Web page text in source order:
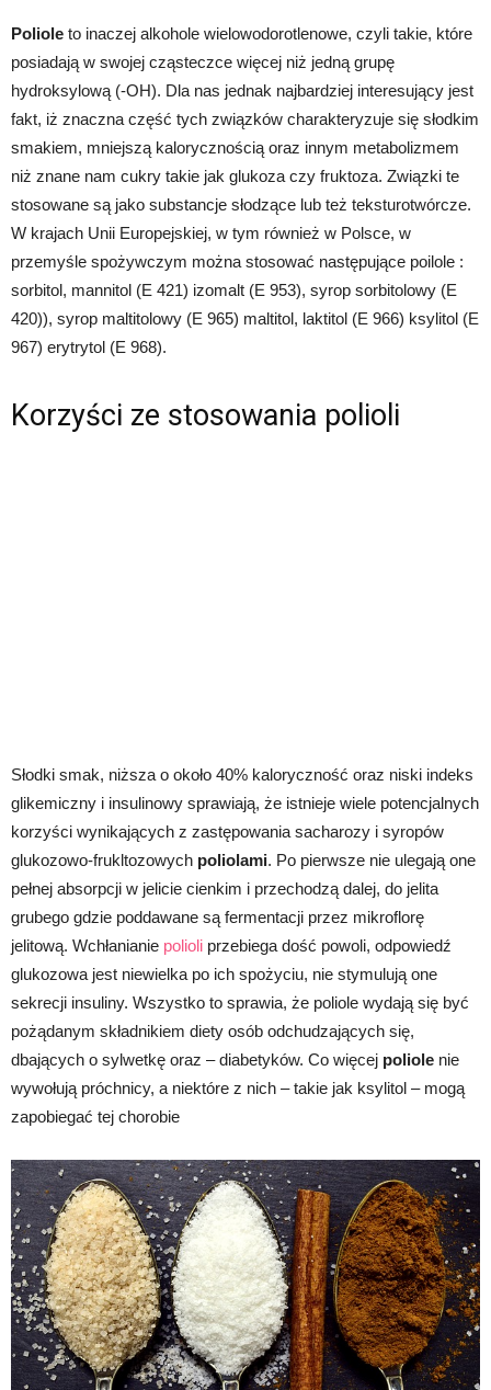
Poliole to inaczej alkohole wielowodorotlenowe, czyli takie, które
posiadają w swojej cząsteczce więcej niż jedną grupę
hydroksylową (-OH). Dla nas jednak najbardziej interesujący jest
fakt, iż znaczna część tych związków charakteryzuje się słodkim
smakiem, mniejszą kalorycznością oraz innym metabolizmem
niż znane nam cukry takie jak glukoza czy fruktoza. Związki te
stosowane są jako substancje słodzące lub też teksturotwórcze.
W krajach Unii Europejskiej, w tym również w Polsce, w
przemyśle spożywczym można stosować następujące poilole :
sorbitol, mannitol (E 421) izomalt (E 953), syrop sorbitolowy (E
420)), syrop maltitolowy (E 965) maltitol, laktitol (E 966) ksylitol (E
967) erytrytol (E 968).
Korzyści ze stosowania polioli
Słodki smak, niższa o około 40% kaloryczność oraz niski indeks
glikemiczny i insulinowy sprawiają, że istnieje wiele potencjalnych
korzyści wynikających z zastępowania sacharozy i syropów
glukozowo-frukltozowych poliolami. Po pierwsze nie ulegają one
pełnej absorpcji w jelicie cienkim i przechodzą dalej, do jelita
grubego gdzie poddawane są fermentacji przez mikroflorę
jelitową. Wchłanianie polioli przebiega dość powoli, odpowiedź
glukozowa jest niewielka po ich spożyciu, nie stymulują one
sekrecji insuliny. Wszystko to sprawia, że poliole wydają się być
pożądanym składnikiem diety osób odchudzających się,
dbających o sylwetkę oraz – diabetyków. Co więcej poliole nie
wywołują próchnicy, a niektóre z nich – takie jak ksylitol – mogą
zapobiegać tej chorobie